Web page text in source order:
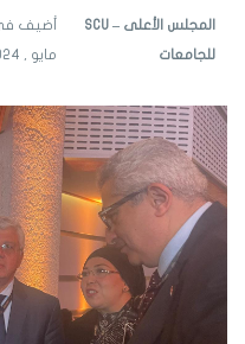
SCU – المجلس الأعلى
للجامعات مايو , 2024